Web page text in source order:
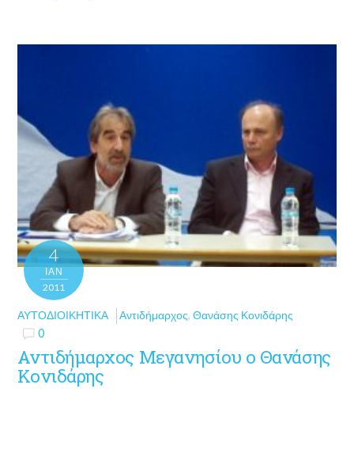
4
ΙΑΝ
2011
ΑΥΤΟΔΙΟΙΚΗΤΙΚΆ Αντιδήμαρχος,Θανάσης Κονιδάρης
0
Αντιδήμαρχος Μεγανησίου ο Θανάσης
Κονιδάρης